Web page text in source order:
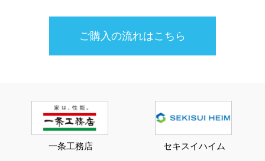
ご購入の流れはこちら
一条工務店 セキスイハイム